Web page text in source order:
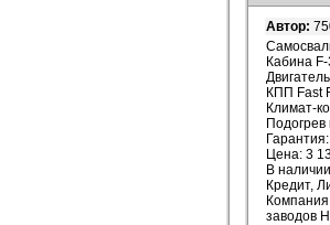
Автор:
Кабина
КПП Fast
Климат-
Подогрев
Цена: 3
В
Кредит,
заводов